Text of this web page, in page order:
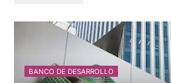
BANCO DE DESARROLLO